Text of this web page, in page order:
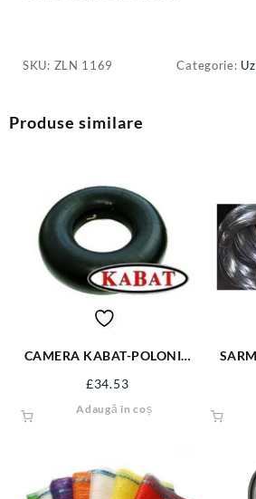
SKU: ZLN 1169 Categorie:
Produse similare
CAMERA KABAT-POLONIA
£34.53
Adaugă în coș